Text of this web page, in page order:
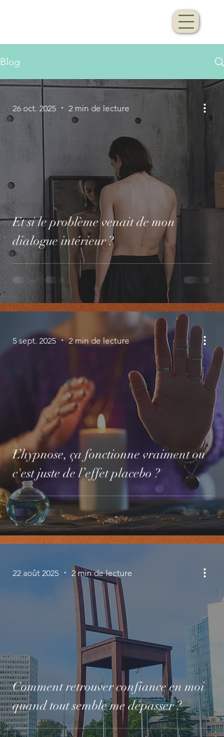
Blog
Et si le problème venait de mon
dialogue intérieur ?
26 oct. 2025 2 min de lecture
L’hypnose, ça fonctionne vraiment ou
c'est juste de l’effet placebo ?
5 sept. 2025 2 min de lecture
Comment retrouver confiance en moi
quand tout semble me dépasser ?
22 août 2025 2 min de lecture